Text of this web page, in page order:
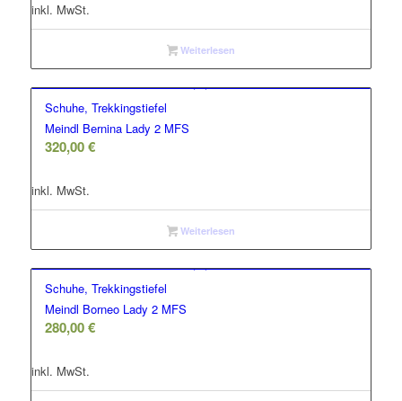
inkl. MwSt.
Weiterlesen
Schuhe, Trekkingstiefel
Meindl Bernina Lady 2 MFS
320,00€
inkl. MwSt.
Weiterlesen
Schuhe, Trekkingstiefel
Meindl Borneo Lady 2 MFS
280,00€
inkl. MwSt.